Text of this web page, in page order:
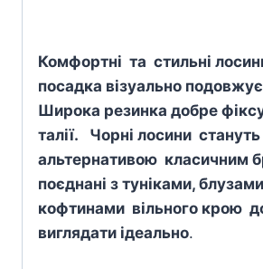
Комфортні та стильні
посадка візуально
Широка резинка добре
талії. Чорні лосини
альтернативою класичним
поєднані з туніками,
кофтинами вільного крою
виглядати ідеально.